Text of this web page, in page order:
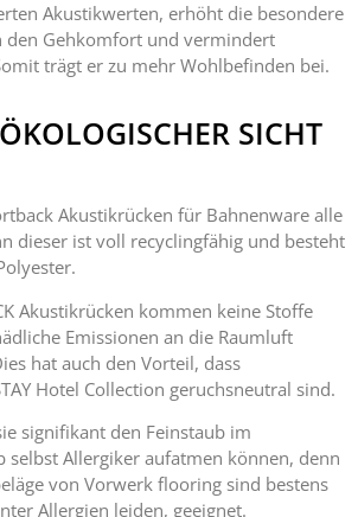
Akustikwerten, erhöht die besondere
den Gehkomfort und vermindert
trägt er zu mehr Wohlbefinden bei.
SICHT
Akustikrücken für Bahnenware alle
dieser ist voll recyclingfähig und besteht
Akustikrücken kommen keine Stoffe
Emissionen an die Raumluft
hat auch den Vorteil, dass
Hotel Collection geruchsneutral sind.
signifikant den Feinstaub im
selbst Allergiker aufatmen können, denn
von Vorwerk flooring sind bestens
Allergien leiden, geeignet.